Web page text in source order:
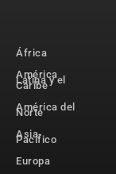
África
América
Latina y el
Caribe
América del
Norte
Asia-
Pacífico
Europa